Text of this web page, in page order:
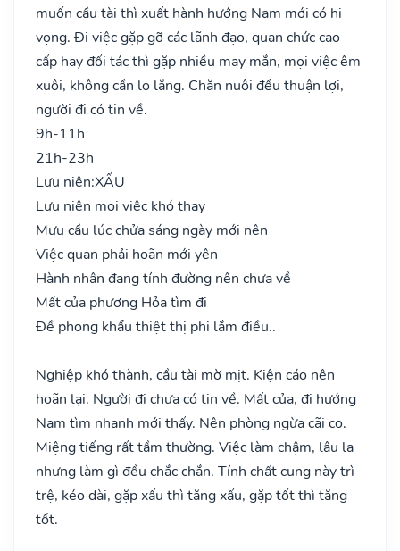
muốn cầu tài thì xuất hành hướng Nam mới có hi
vọng. Đi việc gặp gỡ các lãnh đạo, quan chức cao
cấp hay đối tác thì gặp nhiều may mắn, mọi việc êm
xuôi, không cần lo lắng. Chăn nuôi đều thuận lợi,
người đi có tin về.
9h-11h
21h-23h
Lưu niên:XẤU
Lưu niên mọi việc khó thay
Mưu cầu lúc chửa sáng ngày mới nên
Việc quan phải hoãn mới yên
Hành nhân đang tính đường nên chưa về
Mất của phương Hỏa tìm đi
Đề phong khẩu thiệt thị phi lắm điều..
Nghiệp khó thành, cầu tài mờ mịt. Kiện cáo nên
hoãn lại. Người đi chưa có tin về. Mất của, đi hướng
Nam tìm nhanh mới thấy. Nên phòng ngừa cãi cọ.
Miệng tiếng rất tầm thường. Việc làm chậm, lâu la
nhưng làm gì đều chắc chắn. Tính chất cung này trì
trệ, kéo dài, gặp xấu thì tăng xấu, gặp tốt thì tăng
tốt.